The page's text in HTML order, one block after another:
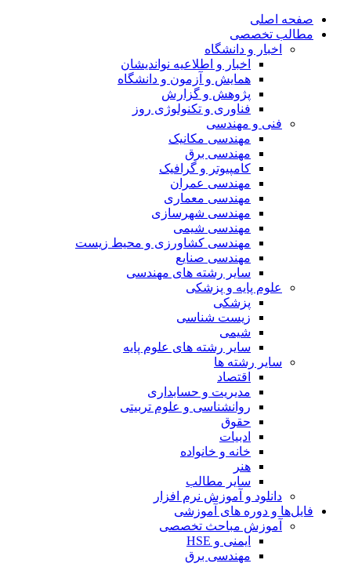
صفحه اصلی
مطالب تخصصی
اخبار و دانشگاه
اخبار و اطلاعیه نواندیشان
همایش و آزمون و دانشگاه
پژوهش و گزارش
فناوری و تکنولوژی روز
فنی و مهندسی
مهندسی مکانیک
مهندسی برق
کامپیوتر و گرافیک
مهندسی عمران
مهندسی معماری
مهندسی شهرسازی
مهندسی شیمی
مهندسی کشاورزی و محیط زیست
مهندسی صنایع
سایر رشته های مهندسی
علوم پایه و پزشکی
پزشکی
زیست شناسی
شیمی
سایر رشته های علوم پایه
سایر رشته ها
اقتصاد
مدیریت و حسابداری
روانشناسی و علوم تربیتی
حقوق
ادبیات
خانه و خانواده
هنر
سایر مطالب
دانلود و آموزش نرم افزار
فایل‌ها و دوره های آموزشی
آموزش مباحث تخصصی
ایمنی و HSE
مهندسی برق